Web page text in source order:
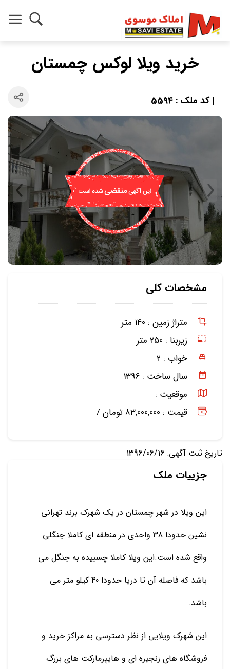
خرید ویلا لوکس چمستان
| کد ملک : 5594
مشخصات کلی
متراژ زمین : 140 متر
زیربنا : 250 متر
خواب : 2
سال ساخت : 1396
موقعیت :
قیمت : 83,000,000 تومان /
تاریخ ثبت آگهی: 1396/06/16
جزییات ملک
این ویلا در شهر چمستان در یک شهرک برند تهرانی
نشین حدودا 38 واحدی در منطقه ای کاملا جنگلی
واقع شده است.این ویلا کاملا چسبیده به جنگل می
باشد که فاصله آن تا دریا حدودا 40 کیلو متر می
باشد.
این شهرک ویلایی از نظر دسترسی به مراکز خرید و
فروشگاه های زنجیره ای و هایپرمارکت های بزرگ